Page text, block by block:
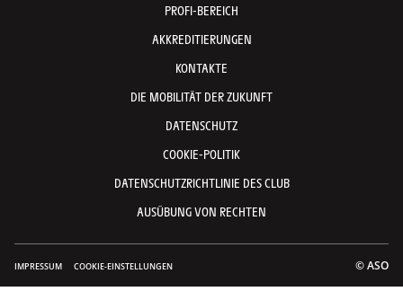
PROFI-BEREICH
AKKREDITIERUNGEN
KONTAKTE
DIE MOBILITÄT DER ZUKUNFT
DATENSCHUTZ
COOKIE-POLITIK
DATENSCHUTZRICHTLINIE DES CLUB
AUSÜBUNG VON RECHTEN
IMPRESSUM COOKIE-EINSTELLUNGEN © ASO